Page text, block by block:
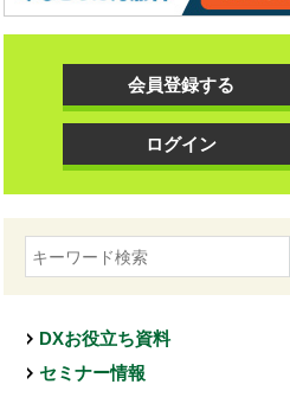
会員登録する
ログイン
DXお役立ち資料
セミナー情報